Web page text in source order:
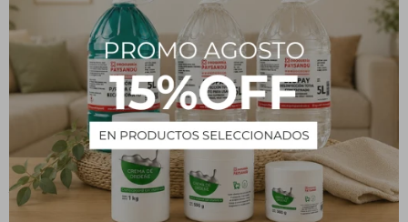
Descripción
Modo de uso
Diluir una tapa en 100 ml de agua destilada o hervida a
temperatura ambiente. Descartar las diluciones luego de su uso.